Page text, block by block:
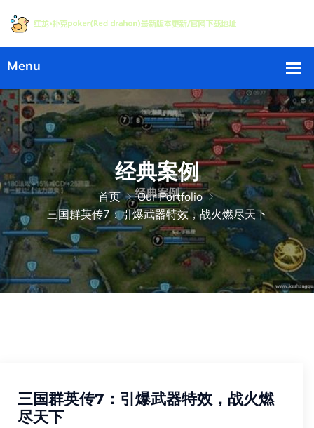
经典案例
首页
Our Portfolio
三国群英传7：引爆武器特效，战火燃尽天下
三国群英传7：引爆武器特效，战火燃
尽天下